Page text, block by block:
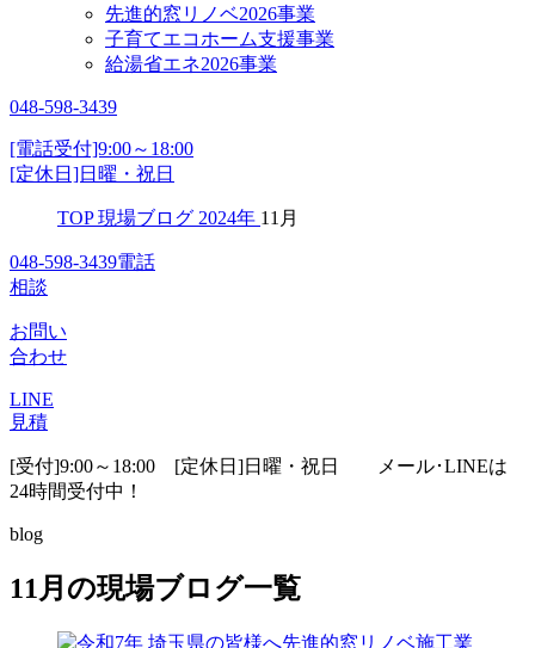
先進的窓リノベ2026事業
子育てエコホーム支援事業
給湯省エネ2026事業
048-598-3439
[電話受付]9:00～18:00
[定休日]日曜・祝日
TOP 現場ブログ 2024年 11月
048-598-3439電話
相談
お問い
合わせ
LINE
見積
[受付]9:00～18:00 [定休日]日曜・祝日
メール･LINEは
24時間受付中！
blog
11月の現場ブログ一覧